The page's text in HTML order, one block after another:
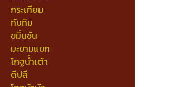
กระเทียม
ทับทิม
ขมิ้นชัน
มะขามแขก
โกฐน้ำเต้า
ดีปลี